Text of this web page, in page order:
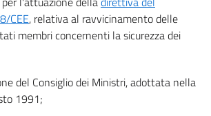
CEE, relativa al ravvicinamento delle
membri concernenti la sicurezza dei
del Consiglio dei Ministri, adottata nella
1991;